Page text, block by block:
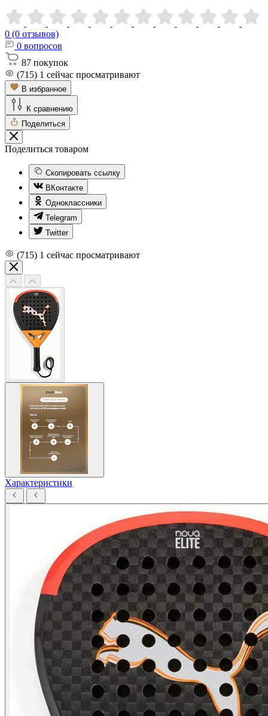
0 (0 отзывов)
0 вопросов
87 покупок
(715) 1 сейчас просматривают
В избранное
К сравнению
Поделиться
Поделиться товаром
Скопировать ссылку
ВКонтакте
Одноклассники
Telegram
Twitter
(715) 1 сейчас просматривают
Характеристики